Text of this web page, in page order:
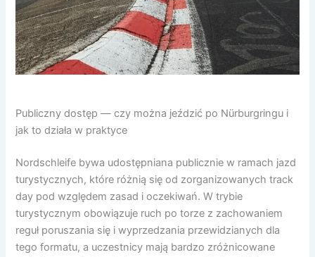
Publiczny dostęp — czy można jeździć po Nürburgringu i
jak to działa w praktyce
Nordschleife bywa udostępniana publicznie w ramach jazd
turystycznych, które różnią się od zorganizowanych track
day pod względem zasad i oczekiwań. W trybie
turystycznym obowiązuje ruch po torze z zachowaniem
reguł poruszania się i wyprzedzania przewidzianych dla
tego formatu, a uczestnicy mają bardzo zróżnicowane